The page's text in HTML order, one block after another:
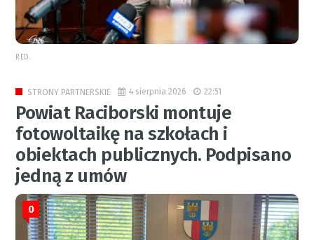
RED.
STRONY PARTNERSKIE 4 sierpnia 2026 22:51
Powiat Raciborski montuje
fotowoltaikę na szkołach i
obiektach publicznych. Podpisano
jedną z umów
0